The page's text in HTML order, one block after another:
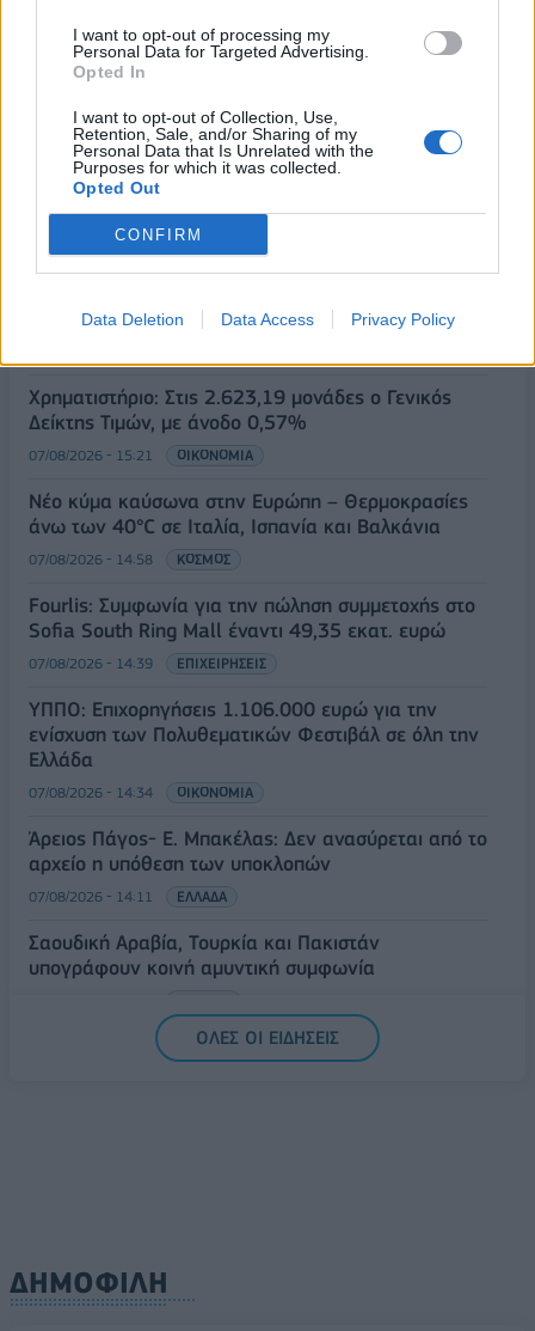
I want to opt-out of processing my
Personal Data for Targeted Advertising.
Opted In
I want to opt-out of Collection, Use,
Retention, Sale, and/or Sharing of my
Personal Data that Is Unrelated with the
Purposes for which it was collected.
Opted Out
CONFIRM
Data Deletion Data Access Privacy Policy
Deloitte Ελλάδος: Χρηματοοικονομικός σύμβουλος
της ΔΕΗ για την είσοδο στην πολωνική αγορά
ενέργειας
07/08/2026 - 16:38 ΕΠΙΧΕΙΡΗΣΕΙΣ
Στρατηγική επένδυση του EFA GROUP στη Fractal
για την ανάπτυξη προηγμένων αμυντικών
τεχνολογιών
1,1534 δολάρια
Χρηματιστήριο: Στις 2.623,19 μονάδες ο Γενικός
Δείκτης Τιμών, με άνοδο 0,57%
07/08/2026 - 15:21 ΟΙΚΟΝΟΜΙΑ
Νέο κύμα καύσωνα στην Ευρώπη – Θερμοκρασίες
άνω των 40°C σε Ιταλία, Ισπανία και Βαλκάνια
07/08/2026 - 14:58 ΚΟΣΜΟΣ
Fourlis: Συμφωνία για την πώληση συμμετοχής στο
Sofia South Ring Mall έναντι 49,35 εκατ. ευρώ
07/08/2026 - 14:39 ΕΠΙΧΕΙΡΗΣΕΙΣ
ΥΠΠΟ: Επιχορηγήσεις 1.106.000 ευρώ για την
ενίσχυση των Πολυθεματικών Φεστιβάλ σε όλη την
Ελλάδα
07/08/2026 - 14:34 ΟΙΚΟΝΟΜΙΑ
Άρειος Πάγος- Ε. Μπακέλας: Δεν ανασύρεται από το
αρχείο η υπόθεση των υποκλοπών
07/08/2026 - 14:11 ΕΛΛΑΔΑ
Σαουδική Αραβία, Τουρκία και Πακιστάν
υπογράφουν κοινή αμυντική συμφωνία
ΟΛΕΣ ΟΙ ΕΙΔΗΣΕΙΣ
ΔΗΜΟΦΙΛΗ